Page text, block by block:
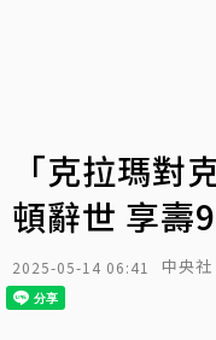
「克拉瑪對
頓辭世 享壽
2025-05-14 06:41 中央